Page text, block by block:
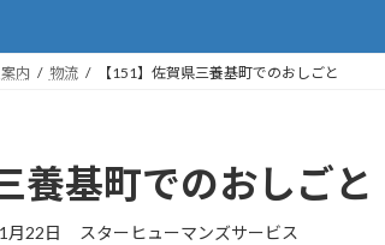
内 物流 【151】佐賀県三養基町でのおしごと
養基町でのおしごと
月22日 スターヒューマンズサービス